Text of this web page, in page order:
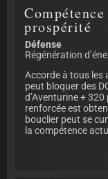
prospérité
Défense
Régénération
Accorde à tous les
peut bloquer des
d’Aventurine +
renforcée est
bouclier peut se
la compétence